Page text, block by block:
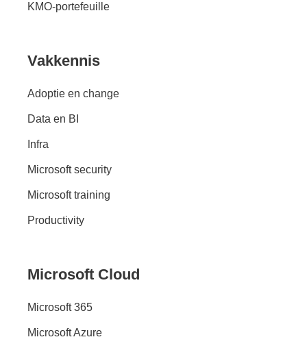
KMO-portefeuille
Vakkennis
Adoptie en change
Data en BI
Infra
Microsoft security
Microsoft training
Productivity
Microsoft Cloud
Microsoft 365
Microsoft Azure